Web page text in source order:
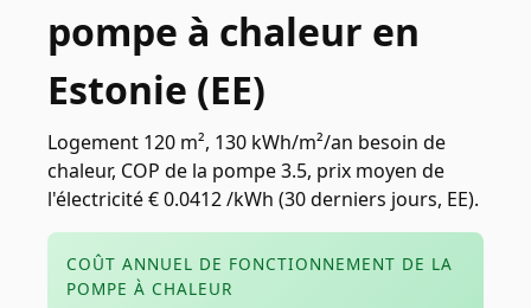
pompe à chaleur en
Estonie (EE)
Logement 120 m², 130 kWh/m²/an besoin de
chaleur, COP de la pompe 3.5, prix moyen de
l'électricité € 0.0412 /kWh (30 derniers jours, EE).
COÛT ANNUEL DE FONCTIONNEMENT DE LA
POMPE À CHALEUR